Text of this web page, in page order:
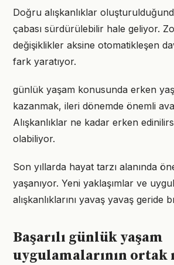
Doğru alışkanlıklar
çabası sürdürülebilir hale geliyor.
değişiklikler aksine otomatikleşen
fark yaratıyor.
günlük yaşam konusunda erken
kazanmak, ileri dönemde önemli
Alışkanlıklar ne kadar erken
olabiliyor.
Son yıllarda hayat tarzı alanında
yaşanıyor. Yeni yaklaşımlar ve
alışkanlıklarını yavaş yavaş geride
Başarılı günlük yaşam
uygulamalarının ortak